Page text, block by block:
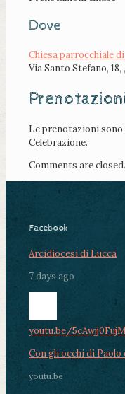
Dove
Chiesa parrocchiale
Via Santo Stefano, 18,
Le prenotazioni sono
Celebrazione.
Comments are closed.
Facebook
Arcidiocesi di Lucca
7 days ago
youtu.be/
Con gli occhi di Paolo
youtu.be